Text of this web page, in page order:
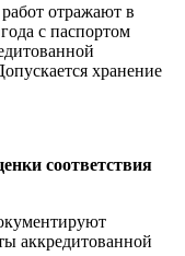
отражают в
с паспортом
хранение
соответствия
аккредитованной